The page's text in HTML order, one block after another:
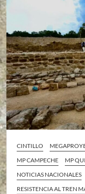
CINTILLO
MP CAMPECHE
MP
NOTICIAS NACIONALES
RESISTENCIA AL TREN